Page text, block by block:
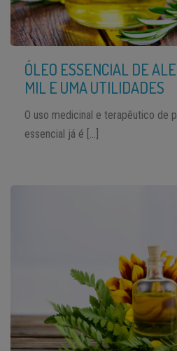
ÓLEO ESSENCIAL DE
MIL E UMA UTILIDADES
O uso medicinal e terapêutico de
essencial já é […]